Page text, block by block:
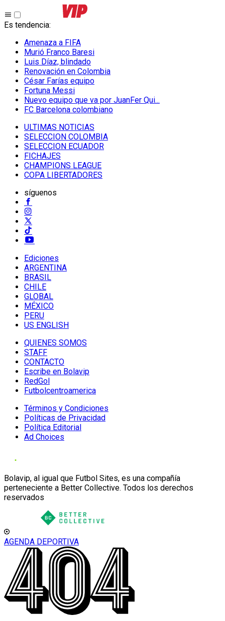
Es tendencia:
Amenaza a FIFA
Murió Franco Baresi
Luis Díaz, blindado
Renovación en Colombia
César Farías equipo
Fortuna Messi
Nuevo equipo que va por JuanFer Qui...
FC Barcelona colombiano
ULTIMAS NOTICIAS
SELECCION COLOMBIA
SELECCION ECUADOR
FICHAJES
CHAMPIONS LEAGUE
COPA LIBERTADORES
síguenos
Ediciones
ARGENTINA
BRASIL
CHILE
GLOBAL
MÉXICO
PERU
US ENGLISH
QUIENES SOMOS
STAFF
CONTACTO
Escribe en Bolavip
RedGol
Futbolcentroamerica
Términos y Condiciones
Políticas de Privacidad
Política Editorial
Ad Choices
Bolavip, al igual que Futbol Sites, es una compañía
perteneciente a Better Collective. Todos los derechos
reservados
AGENDA DEPORTIVA